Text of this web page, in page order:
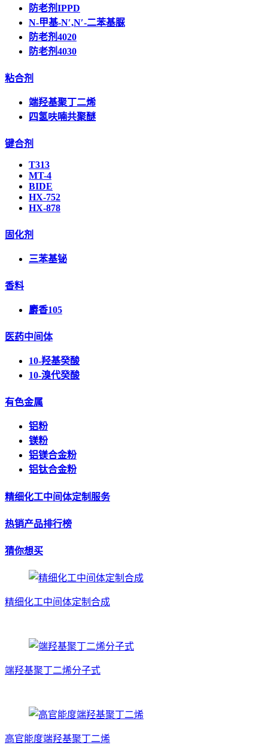
防老剂IPPD
N-甲基-N′,N′-二苯基脲
防老剂4020
防老剂4030
粘合剂
端羟基聚丁二烯
四氢呋喃共聚醚
键合剂
T313
MT-4
BIDE
HX-752
HX-878
固化剂
三苯基铋
香料
麝香105
医药中间体
10-羟基癸酸
10-溴代癸酸
有色金属
铝粉
镁粉
铝镁合金粉
铝钛合金粉
精细化工中间体定制服务
热销产品排行榜
猜你想买
精细化工中间体定制合成
端羟基聚丁二烯分子式
高官能度端羟基聚丁二烯